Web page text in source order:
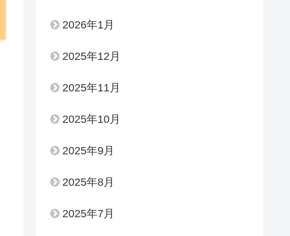
2026年1月
2025年12月
2025年11月
2025年10月
2025年9月
2025年8月
2025年7月